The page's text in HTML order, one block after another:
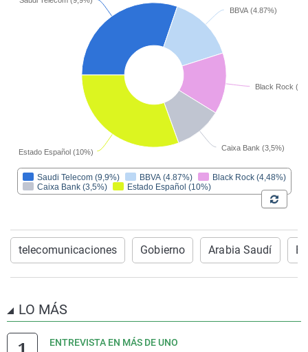
telecomunicaciones Gobierno Arabia Saudí
LO MÁS
ENTREVISTA EN MÁS DE UNO